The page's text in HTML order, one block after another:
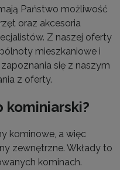
Państwo możliwość
oraz akcesoria
Z naszej oferty
mieszkaniowe i
się z naszym
z oferty.
kominiarski?
kominowe, a więc
zewnętrzne. Wkłady to
kominach.